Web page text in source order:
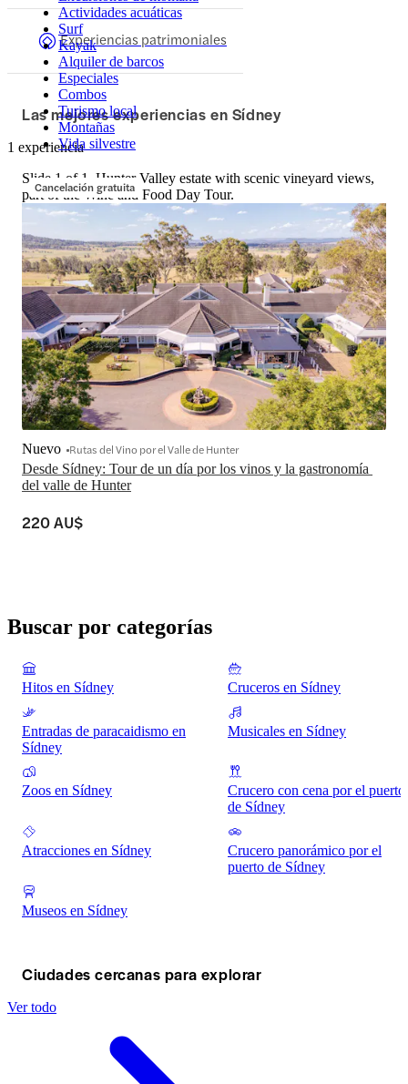
Actividades acuáticas
Surf
Kayak
Alquiler de barcos
Especiales
Combos
Turismo local
Montañas
Vida silvestre
Experiencias patrimoniales
Las mejores experiencias en Sídney
1 experiencia
Cancelación gratuita
Slide 1 of 1, Hunter Valley estate with scenic vineyard views,
part of the Wine and Food Day Tour.
Desde Sídney: Tour de un día por los vinos y la gastronomía
del valle de Hunter
Nuevo Rutas del Vino por el Valle de Hunter
220 AU$
Buscar por categorías
Hitos en Sídney Cruceros en Sídney
Entradas de paracaidismo en
Sídney
Musicales en Sídney
Zoos en Sídney
Crucero con cena por el puerto
de Sídney
Atracciones en Sídney
Crucero panorámico por el
puerto de Sídney
Museos en Sídney
Ciudades cercanas para explorar
Ver todo